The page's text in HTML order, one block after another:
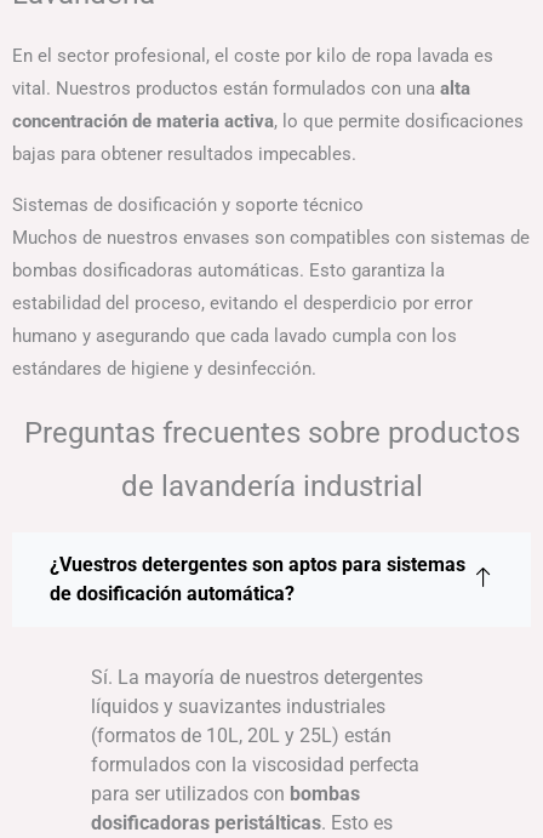
En el sector profesional, el coste por kilo de ropa lavada es
vital. Nuestros productos están formulados con una alta
concentración de materia activa, lo que permite dosificaciones
bajas para obtener resultados impecables.
Sistemas de dosificación y soporte técnico
Muchos de nuestros envases son compatibles con sistemas de
bombas dosificadoras automáticas. Esto garantiza la
estabilidad del proceso, evitando el desperdicio por error
humano y asegurando que cada lavado cumpla con los
estándares de higiene y desinfección.
Preguntas frecuentes sobre productos
de lavandería industrial
¿Vuestros detergentes son aptos para sistemas
de dosificación automática?
Sí. La mayoría de nuestros detergentes
líquidos y suavizantes industriales
(formatos de 10L, 20L y 25L) están
formulados con la viscosidad perfecta
para ser utilizados con bombas
dosificadoras peristálticas. Esto es